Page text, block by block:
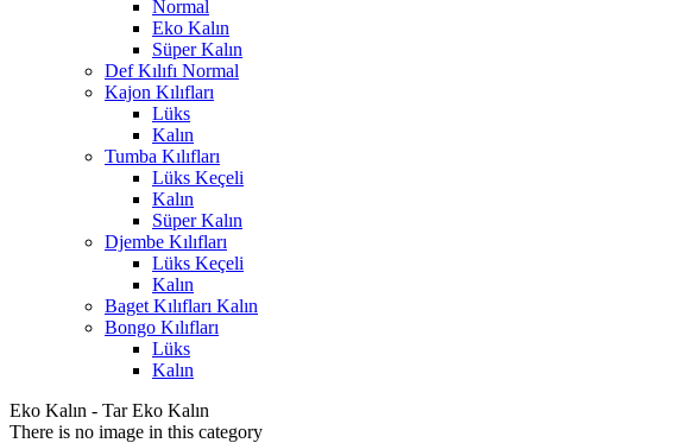
Normal
Eko Kalın
Süper Kalın
Def Kılıfı Normal
Kajon Kılıfları
Lüks
Kalın
Tumba Kılıfları
Lüks Keçeli
Kalın
Süper Kalın
Djembe Kılıfları
Lüks Keçeli
Kalın
Baget Kılıfları Kalın
Bongo Kılıfları
Lüks
Kalın
Eko Kalın - Tar Eko Kalın
There is no image in this category